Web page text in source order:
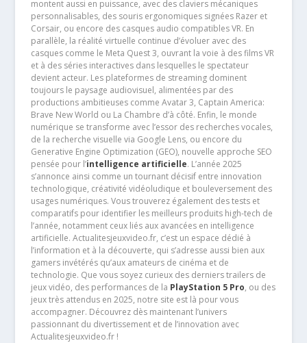
montent aussi en puissance, avec des claviers mécaniques
personnalisables, des souris ergonomiques signées Razer et
Corsair, ou encore des casques audio compatibles VR. En
parallèle, la réalité virtuelle continue d’évoluer avec des
casques comme le Meta Quest 3, ouvrant la voie à des films VR
et à des séries interactives dans lesquelles le spectateur
devient acteur. Les plateformes de streaming dominent
toujours le paysage audiovisuel, alimentées par des
productions ambitieuses comme Avatar 3, Captain America:
Brave New World ou La Chambre d’à côté. Enfin, le monde
numérique se transforme avec l’essor des recherches vocales,
de la recherche visuelle via Google Lens, ou encore du
Generative Engine Optimization (GEO), nouvelle approche SEO
pensée pour l’intelligence artificielle. L’année 2025
s’annonce ainsi comme un tournant décisif entre innovation
technologique, créativité vidéoludique et bouleversement des
usages numériques. Vous trouverez également des tests et
comparatifs pour identifier les meilleurs produits high-tech de
l’année, notamment ceux liés aux avancées en intelligence
artificielle. Actualitesjeuxvideo.fr, c’est un espace dédié à
l’information et à la découverte, qui s’adresse aussi bien aux
gamers invétérés qu’aux amateurs de cinéma et de
technologie. Que vous soyez curieux des derniers trailers de
jeux vidéo, des performances de la PlayStation 5 Pro, ou des
jeux très attendus en 2025, notre site est là pour vous
accompagner. Découvrez dès maintenant l’univers
passionnant du divertissement et de l’innovation avec
Actualitesjeuxvideo.fr !